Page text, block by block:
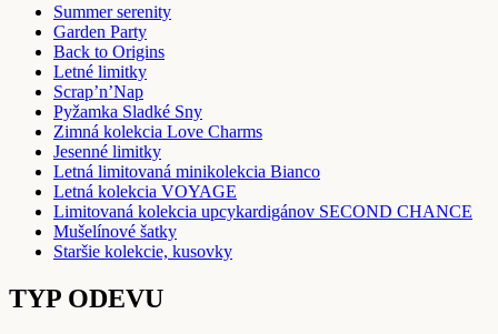
Summer serenity
Garden Party
Back to Origins
Letné limitky
Scrap’n’Nap
Pyžamka Sladké Sny
Zimná kolekcia Love Charms
Jesenné limitky
Letná limitovaná minikolekcia Bianco
Letná kolekcia VOYAGE
Limitovaná kolekcia upcykardigánov SECOND CHANCE
Mušelínové šatky
Staršie kolekcie, kusovky
TYP ODEVU